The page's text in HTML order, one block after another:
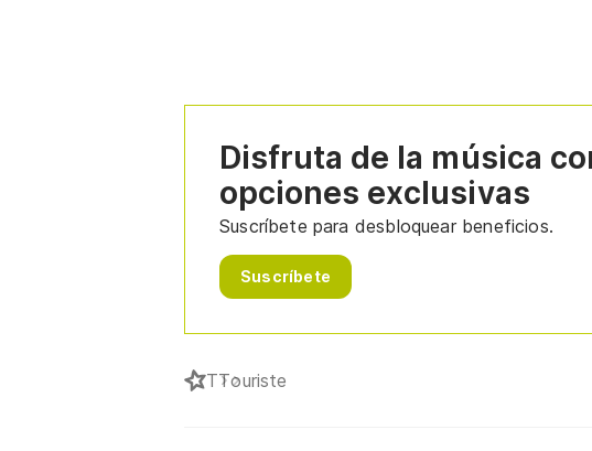
Disfruta de la música
opciones exclusivas
Suscríbete para desbloquear beneficios.
Suscríbete
TTouriste